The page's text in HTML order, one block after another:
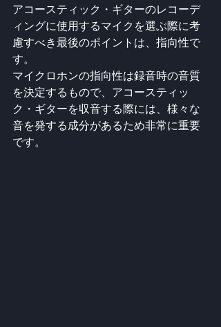
アコースティック・ギターのレコーデ
ィングに使用するマイクを選ぶ際に考
慮すべき最後のポイントは、指向性で
す。
マイクロホンの指向性は録音時の音質
を決定するもので、アコースティッ
ク・ギターを収音する際には、様々な
音を発する成分があるため非常に重要
です。